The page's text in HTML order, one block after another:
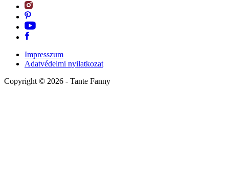
Impresszum
Adatvédelmi nyilatkozat
Copyright © 2026 - Tante Fanny